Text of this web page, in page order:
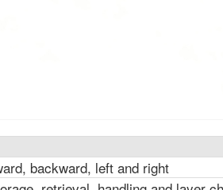
backward, left and right